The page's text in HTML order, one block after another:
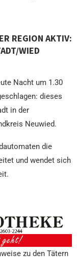
REGION AKTIV:
WIED
Nacht um 1.30
dieses
in der
Neuwied.
die
und wendet sich
zu den Tätern